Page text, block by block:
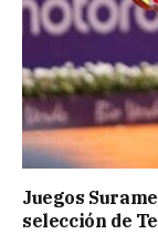
Juegos
selección de